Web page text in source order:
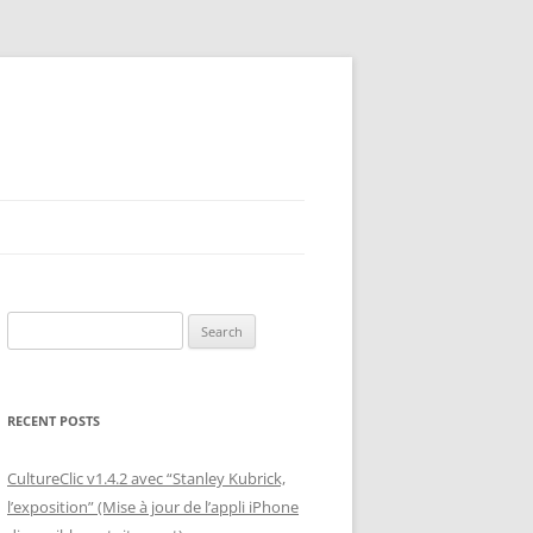
for:
RECENT POSTS
CultureClic v1.4.2 avec “Stanley Kubrick,
l’exposition” (Mise à jour de l’appli iPhone